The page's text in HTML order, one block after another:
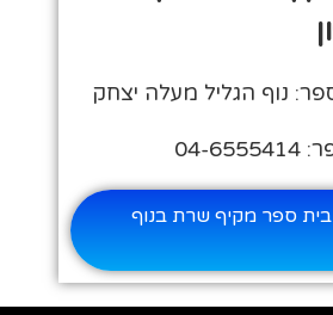
נוף הגליל מעלה יצחק
ספר מקיף שרת בנוף